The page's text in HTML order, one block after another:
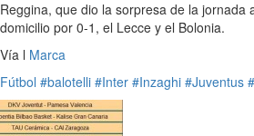
Reggina, que dio la sorpresa de la jornada
domicilio por 0-1, el Lecce y el Bolonia.
Vía l Marca
Fútbol #balotelli #Inter #Inzaghi #Juventus